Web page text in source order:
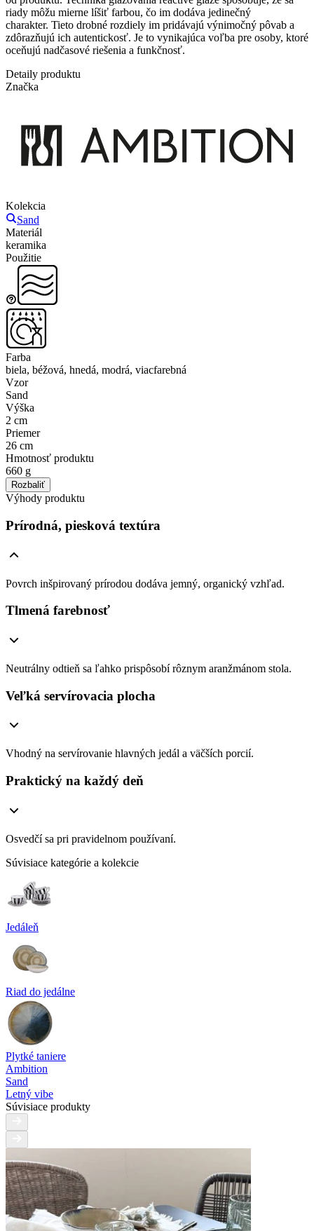
riady môžu mierne líšiť farbou, čo im dodáva jedinečný
charakter. Tieto drobné rozdiely im pridávajú výnimočný pôvab a
zdôrazňujú ich autentickosť. Je to vynikajúca voľba pre osoby, ktoré
oceňujú nadčasové riešenia a funkčnosť.
Detaily produktu
Značka
Kolekcia
Sand
Materiál
keramika
Použitie
Farba
biela, béžová, hnedá, modrá, viacfarebná
Vzor
Sand
Výška
2 cm
Priemer
26 cm
Hmotnosť produktu
660 g
Rozbaliť
Výhody produktu
Prírodná, piesková textúra
Povrch inšpirovaný prírodou dodáva jemný, organický vzhľad.
Tlmená farebnosť
Neutrálny odtieň sa ľahko prispôsobí rôznym aranžmánom stola.
Veľká servírovacia plocha
Vhodný na servírovanie hlavných jedál a väčších porcií.
Praktický na každý deň
Osvedčí sa pri pravidelnom používaní.
Súvisiace kategórie a kolekcie
Jedáleň
Riad do jedálne
Plytké taniere
Ambition
Sand
Letný vibe
Súvisiace produkty